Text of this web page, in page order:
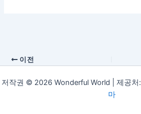
이전
저작권 © 2026 Wonderful World | 제공처:
마